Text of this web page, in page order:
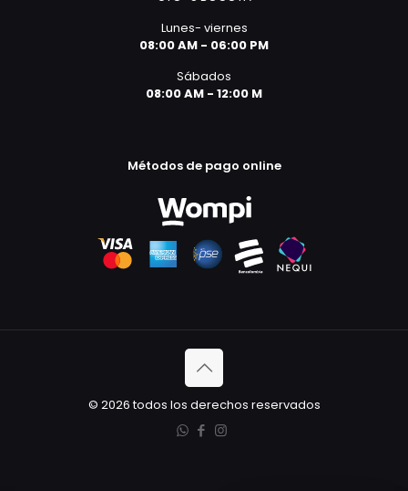
Lunes- viernes
08:00 AM - 06:00 PM
Sábados
08:00 AM - 12:00 M
Métodos de pago online
© 2026 todos los derechos reservados